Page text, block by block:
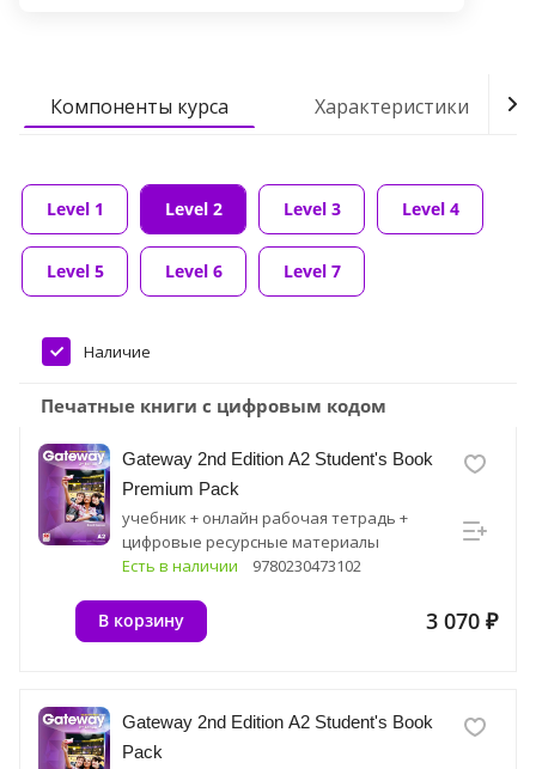
Компоненты курса Характеристики
Level 1 Level 2 Level 3 Level 4
Level 5 Level 6 Level 7
Наличие
Печатные книги с цифровым кодом
Gateway 2nd Edition A2 Student's Book
Premium Pack
учебник + онлайн рабочая тетрадь +
цифровые ресурсные материалы
Есть в наличии
9780230473102
3 070 ₽
В корзину
Gateway 2nd Edition A2 Student's Book
Pack